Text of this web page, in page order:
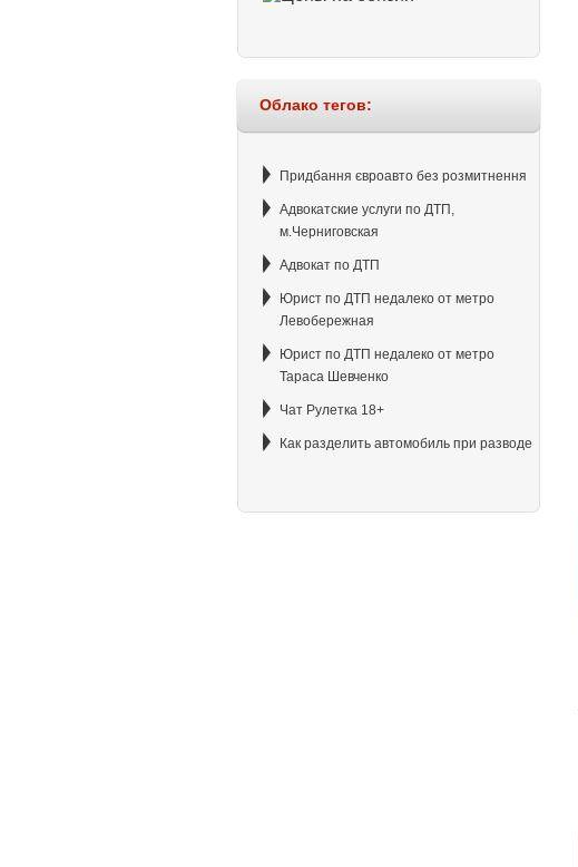
Облако тегов:
Придбання євроавто без розмитнення
Адвокатские услуги по ДТП,
м.Черниговская
Адвокат по ДТП
Юрист по ДТП недалеко от метро
Левобережная
Юрист по ДТП недалеко от метро
Тараса Шевченко
Чат Рулетка 18+
Как разделить автомобиль при разводе